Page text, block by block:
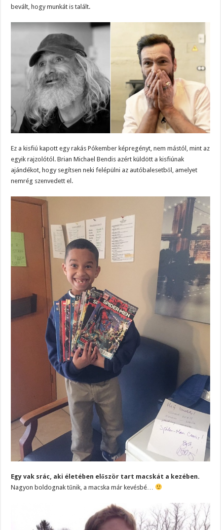
bevált, hogy munkát is talált.
Ez a kisfiú kapott egy rakás Pókember képregényt, nem mástól, mint az
egyik rajzolótól. Brian Michael Bendis azért küldött a kisfiúnak
ajándékot, hogy segítsen neki felépülni az autóbalesetből, amelyet
nemrég szenvedett el.
Egy vak srác, aki életében először tart macskát a kezében.
Nagyon boldognak tűnik, a macska már kevésbé…